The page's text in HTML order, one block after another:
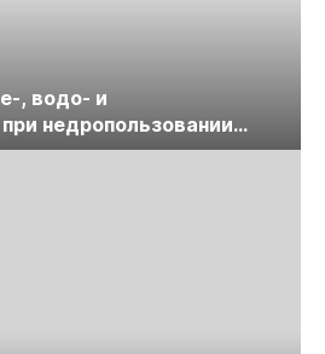
, водо- и
недропользовании
«ПравоТЭК»